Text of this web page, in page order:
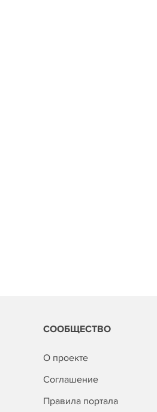
СООБЩЕСТВО
О проекте
Соглашение
Правила портала